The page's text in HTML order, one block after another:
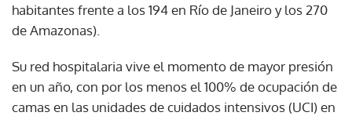
habitantes frente a los 194 en Río de Janeiro y los 270
de Amazonas).
Su red hospitalaria vive el momento de mayor presión
en un año, con por los menos el 100% de ocupación de
camas en las unidades de cuidados intensivos (UCI) en